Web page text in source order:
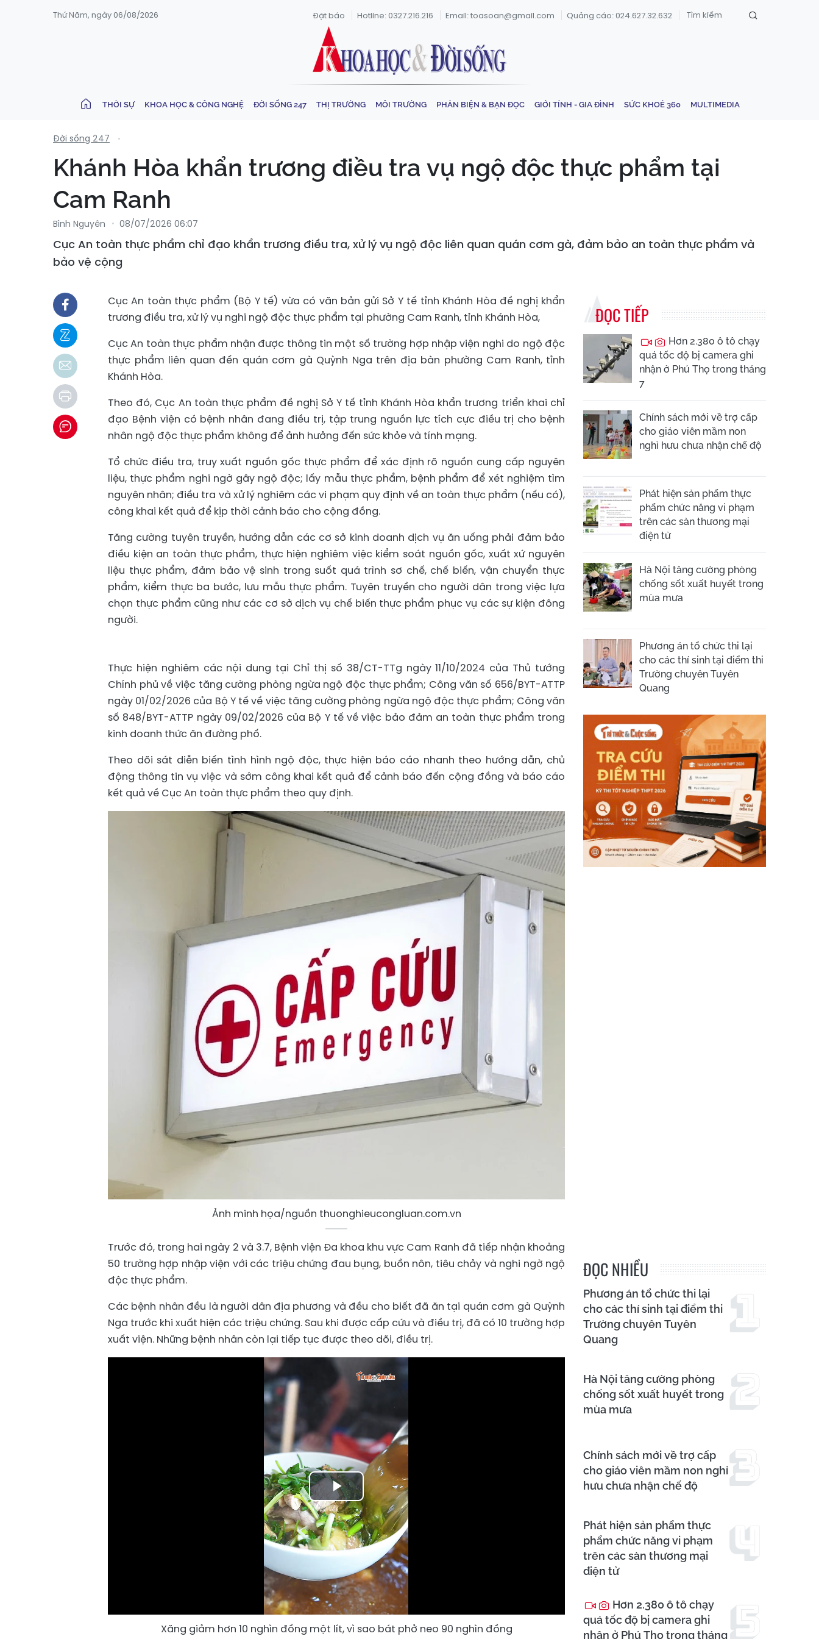
Thứ Năm, ngày 06/08/2026 Đặt báo Hotline: 0327.216.216 Email: toasoan@gmail.com Quảng cáo: 024.627.32.632
THỜI SỰ KHOA HỌC & CÔNG NGHỆ ĐỜI SỐNG 247 THỊ TRƯỜNG MÔI TRƯỜNG PHẢN BIỆN & BẠN ĐỌC GIỚI TÍNH - GIA ĐÌNH SỨC KHOẺ 360 MULTIMEDIA
Đời sống 247
Khánh Hòa khẩn trương điều tra vụ ngộ độc thực phẩm tại
Cam Ranh
Bình Nguyên 08/07/2026 06:07
Cục An toàn thực phẩm chỉ đạo khẩn trương điều tra, xử lý vụ ngộ độc liên quan quán cơm gà, đảm bảo an toàn thực phẩm và
bảo vệ cộng
Cục An toàn thực phẩm (Bộ Y tế) vừa có văn bản gửi Sở Y tế tỉnh Khánh Hòa đề nghị khẩn
trương điều tra, xử lý vụ nghi ngộ độc thực phẩm tại phường Cam Ranh, tỉnh Khánh Hòa,
Cục An toàn thực phẩm nhận được thông tin một số trường hợp nhập viện nghi do ngộ độc
thực phẩm liên quan đến quán cơm gà Quỳnh Nga trên địa bàn phường Cam Ranh, tỉnh
Khánh Hòa.
Theo đó, Cục An toàn thực phẩm đề nghị Sở Y tế tỉnh Khánh Hòa khẩn trương triển khai chỉ
đạo Bệnh viện có bệnh nhân đang điều trị, tập trung nguồn lực tích cực điều trị cho bệnh
nhân ngộ độc thực phẩm không để ảnh hưởng đến sức khỏe và tính mạng.
Tổ chức điều tra, truy xuất nguồn gốc thực phẩm để xác định rõ nguồn cung cấp nguyên
liệu, thực phẩm nghi ngờ gây ngộ độc; lấy mẫu thực phẩm, bệnh phẩm để xét nghiệm tìm
nguyên nhân; điều tra và xử lý nghiêm các vi phạm quy định về an toàn thực phẩm (nếu có),
công khai kết quả để kịp thời cảnh báo cho cộng đồng.
Tăng cường tuyên truyền, hướng dẫn các cơ sở kinh doanh dịch vụ ăn uống phải đảm bảo
điều kiện an toàn thực phẩm, thực hiện nghiêm việc kiểm soát nguồn gốc, xuất xứ nguyên
liệu thực phẩm, đảm bảo vệ sinh trong suốt quá trình sơ chế, chế biến, vận chuyển thực
phẩm, kiểm thực ba bước, lưu mẫu thực phẩm. Tuyên truyền cho người dân trong việc lựa
chọn thực phẩm cũng như các cơ sở dịch vụ chế biến thực phẩm phục vụ các sự kiện đông
người.
Thực hiện nghiêm các nội dung tại Chỉ thị số 38/CT-TTg ngày 11/10/2024 của Thủ tướng
Chính phủ về việc tăng cường phòng ngừa ngộ độc thực phẩm; Công văn số 656/BYT-ATTP
ngày 01/02/2026 của Bộ Y tế về việc tăng cường phòng ngừa ngộ độc thực phẩm; Công văn
số 848/BYT-ATTP ngày 09/02/2026 của Bộ Y tế về việc bảo đảm an toàn thực phẩm trong
kinh doanh thức ăn đường phố.
Theo dõi sát diễn biến tình hình ngộ độc, thực hiện báo cáo nhanh theo hướng dẫn, chủ
động thông tin vụ việc và sớm công khai kết quả để cảnh báo đến cộng đồng và báo cáo
kết quả về Cục An toàn thực phẩm theo quy định.
Ảnh minh họa/nguồn thuonghieucongluan.com.vn
Trước đó, trong hai ngày 2 và 3.7, Bệnh viện Đa khoa khu vực Cam Ranh đã tiếp nhận khoảng
50 trường hợp nhập viện với các triệu chứng đau bụng, buồn nôn, tiêu chảy và nghi ngờ ngộ
độc thực phẩm.
Các bệnh nhân đều là người dân địa phương và đều cho biết đã ăn tại quán cơm gà Quỳnh
Nga trước khi xuất hiện các triệu chứng. Sau khi được cấp cứu và điều trị, đã có 10 trường hợp
xuất viện. Những bệnh nhân còn lại tiếp tục được theo dõi, điều trị.
Play
Video
Xăng giảm hơn 10 nghìn đồng một lít, vì sao bát phở neo 90 nghìn đồng
ĐỌC TIẾP
Hơn 2.380 ô tô chạy
quá tốc độ bị camera ghi
nhận ở Phú Thọ trong tháng
7
Chính sách mới về trợ cấp
cho giáo viên mầm non
nghỉ hưu chưa nhận chế độ
Phát hiện sản phẩm thực
phẩm chức năng vi phạm
trên các sàn thương mại
điện tử
Hà Nội tăng cường phòng
chống sốt xuất huyết trong
mùa mưa
Phương án tổ chức thi lại
cho các thí sinh tại điểm thi
Trường chuyên Tuyên
Quang
ĐỌC NHIỀU
Phương án tổ chức thi lại
cho các thí sinh tại điểm thi
Trường chuyên Tuyên
Quang
Hà Nội tăng cường phòng
chống sốt xuất huyết trong
mùa mưa
Chính sách mới về trợ cấp
cho giáo viên mầm non nghỉ
hưu chưa nhận chế độ
Phát hiện sản phẩm thực
phẩm chức năng vi phạm
trên các sàn thương mại
điện tử
Hơn 2.380 ô tô chạy
quá tốc độ bị camera ghi
nhận ở Phú Thọ trong tháng